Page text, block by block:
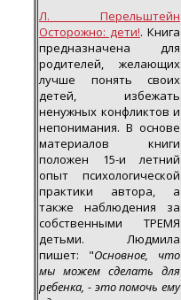
Л. Перельштейн
Осторожно: дети!. Книга
предназначена для
родителей, желающих
лучше понять своих
детей, избежать
ненужных конфликтов и
непонимания. В основе
материалов книги
положен 15-и летний
опыт психологической
практики автора, а
также наблюдения за
собственными ТРЕМЯ
детьми. Людмила
пишет: "Основное, что
мы можем сделать для
ребенка, - это помочь ему